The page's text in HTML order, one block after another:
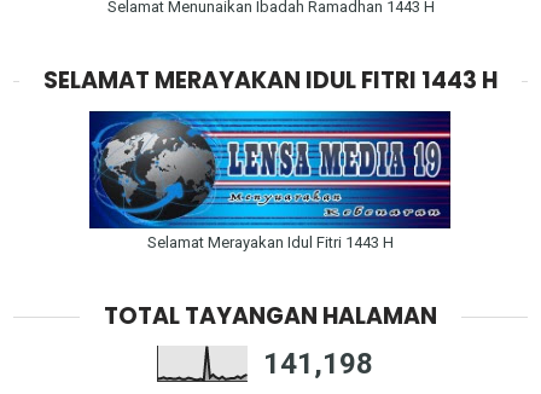
Selamat Menunaikan Ibadah Ramadhan 1443 H
SELAMAT MERAYAKAN IDUL FITRI 1443 H
Selamat Merayakan Idul Fitri 1443 H
TOTAL TAYANGAN HALAMAN
141,198